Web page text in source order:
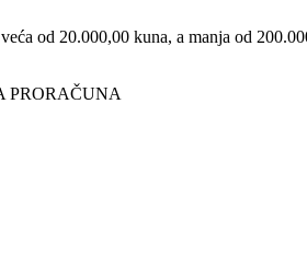
od 20.000,00 kuna, a manja od
PRORAČUNA